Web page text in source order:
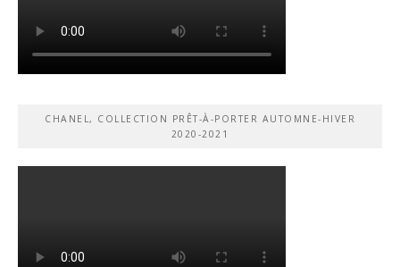
CHANEL, COLLECTION PRÊT-À-PORTER AUTOMNE-HIVER
2020-2021